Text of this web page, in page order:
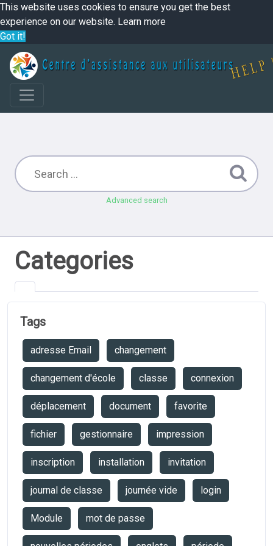
This website uses cookies to ensure you get the best
experience on our website. Learn more
Got it!
Advanced search
Categories
Tags
adresse Email changement
changement d'école classe connexion
déplacement document favorite
fichier gestionnaire impression
inscription installation invitation
journal de classe journée vide login
Module mot de passe